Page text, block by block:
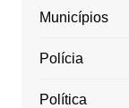
Municípios
Polícia
Política